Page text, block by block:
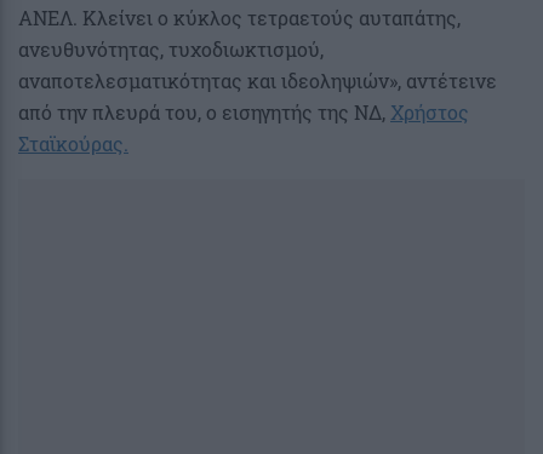
ΑΝΕΛ. Κλείνει ο κύκλος τετραετούς αυταπάτης,
ανευθυνότητας, τυχοδιωκτισμού,
αναποτελεσματικότητας και ιδεοληψιών», αντέτεινε
από την πλευρά του, ο εισηγητής της ΝΔ, Χρήστος
Σταϊκούρας.